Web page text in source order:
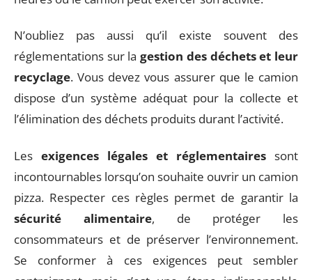
N’oubliez pas aussi qu’il existe souvent des
réglementations sur lagestion des déchets et leur
recyclage. Vous devez vous assurer que le camion
dispose d’un système adéquat pour la collecte et
l’élimination des déchets produits durant l’activité.
Les exigences légales et réglementaires sont
incontournables lorsqu’on souhaite ouvrir un camion
pizza. Respecter ces règles permet de garantir la
sécurité alimentaire, de protéger les
consommateurs et de préserver l’environnement.
Se conformer à ces exigences peut sembler